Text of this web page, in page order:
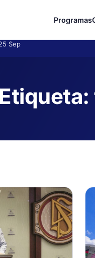
Programas
en Madrid sin
Etiqueta: